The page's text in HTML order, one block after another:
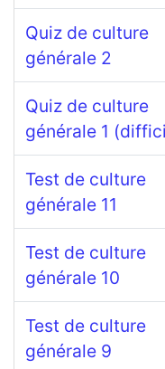
Quiz de culture
générale 2
Quiz de culture
générale 1
Test de culture
générale 11
Test de culture
générale 10
Test de culture
générale 9